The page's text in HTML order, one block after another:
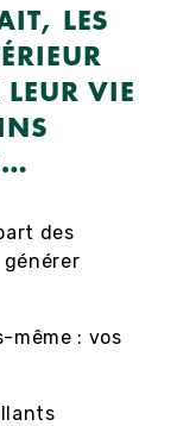
LES
VIE
des
même : vos